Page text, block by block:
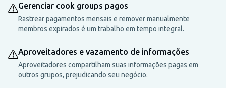
Gerenciar cook groups pagos
Rastrear pagamentos mensais e remover manualmente
membros expirados é um trabalho em tempo integral.
Aproveitadores e vazamento de informações
Aproveitadores compartilham suas informações pagas em
outros grupos, prejudicando seu negócio.